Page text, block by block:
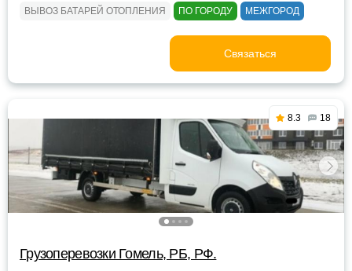
ВЫВОЗ БАТАРЕЙ ОТОПЛЕНИЯ ПО ГОРОДУ МЕЖГОРОД
Связаться
8.3 18
Грузоперевозки Гомель, РБ, РФ.